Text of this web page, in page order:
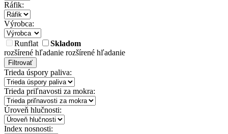
Ráfik:
Výrobca:
Runflat
Skladom
rozšírené hľadanie rozšírené hľadanie
Filtrovať
Trieda úspory paliva:
Trieda priľnavosti za mokra:
Úroveň hlučnosti:
Index nosnosti: